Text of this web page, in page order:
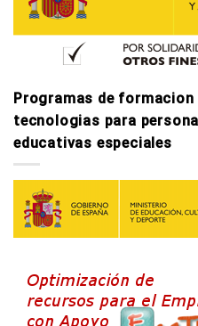
Programas de formacion
tecnologi­as para
educativas especiales